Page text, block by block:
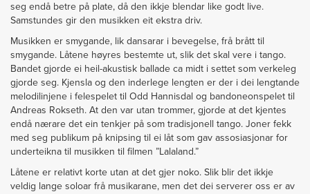
seg endå betre på plate, då den ikkje blendar like godt live.
Samstundes gir den musikken eit ekstra driv.
Musikken er smygande, lik dansarar i bevegelse, frå brått til
smygande. Låtene høyres bestemte ut, slik det skal vere i tango.
Bandet gjorde ei heil-akustisk ballade ca midt i settet som verkeleg
gjorde seg. Kjensla og den inderlege lengten er der i dei lengtande
melodilinjene i felespelet til Odd Hannisdal og bandoneonspelet til
Andreas Rokseth. At den var utan trommer, gjorde at det kjentes
endå nærare det ein tenkjer på som tradisjonell tango. Joner fekk
med seg publikum på knipsing til ei låt som gav assosiasjonar for
underteikna til musikken til filmen ”Lalaland.”
Låtene er relativt korte utan at det gjer noko. Slik blir det ikkje
veldig lange soloar frå musikarane, men det dei serverer oss er av